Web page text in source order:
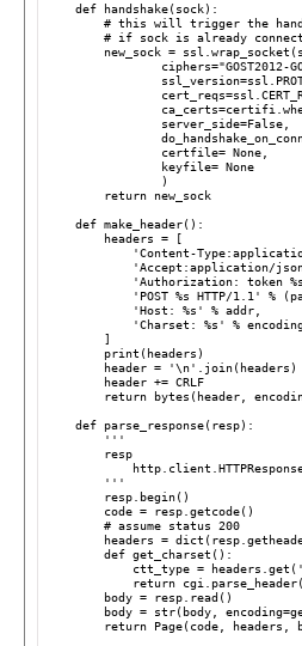
def handshake(sock):
# this will trigger the
# if sock is already
new_sock = ssl wrap_socket (
ciphers="GOST2012-
ssl_version=ssl
cert_reqs=ssl
ca_certs=certifi
server_side=False
certfile= None
keyfile= None
)
return new_sock
def make_header():
headers =
[
'Content-
'Accept:application/
'Authorization: token %s
'POST %s HTTP/1.1' % (
'Host: %s ' % addr
'Charset: %s ' %
]
print (headers )
header = '\n' join(headers )
header += CRLF
return bytes (header
def parse_response(resp):
'''
        resp
        '''
resp begin()
code = resp getcode()
# assume status 200
headers = dict (resp
def get_charset ():
ctt_type = headers get (
return cgi parse_header(
body = resp read ()
body = str(body encoding=
return Page(code headers